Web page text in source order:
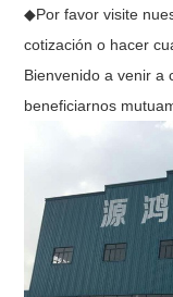
◆Por favor visite
cotización o hacer
Bienvenido a venir a
beneficiarnos